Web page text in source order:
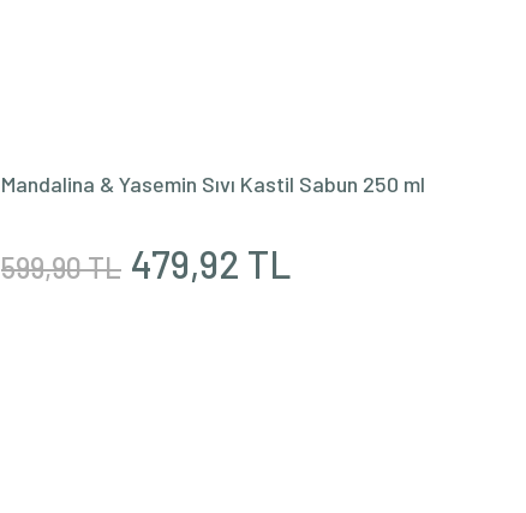
Mandalina & Yasemin Sıvı Kastil Sabun 250 ml
599,90 TL 479,92 TL